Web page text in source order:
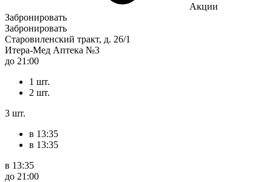
Акции
Забронировать
Забронировать
Старовиленский тракт, д. 26/1
Итера-Мед Аптека №3
до 21:00
1 шт.
2 шт.
3 шт.
в 13:35
в 13:35
в 13:35
до 21:00